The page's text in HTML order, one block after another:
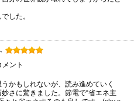
した。
ント
かもしれないが、読み進めていく
さに驚きました。節電で“省エネ主